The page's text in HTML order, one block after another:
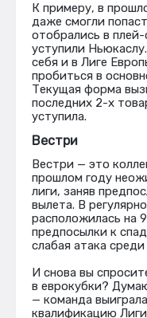
К примеру, в
даже смогли
отобрались в
уступили
себя и в Лиге
пробиться в
Текущая форма
последних 2-х
уступила.
Вестри
Вестри — это
прошлом году
лиги, заняв
вылета. В
расположилась на
предпосылки к
слабая атака
И снова вы
в еврокубки?
— команда
квалификацию